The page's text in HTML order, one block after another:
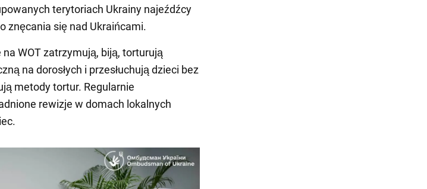
terytoriach Ukrainy najeźdźcy
znęcania się nad Ukraińcami.
na WOT zatrzymują, biją, torturują
na dorosłych i przesłuchują dzieci bez
metody tortur. Regularnie
rewizje w domach lokalnych